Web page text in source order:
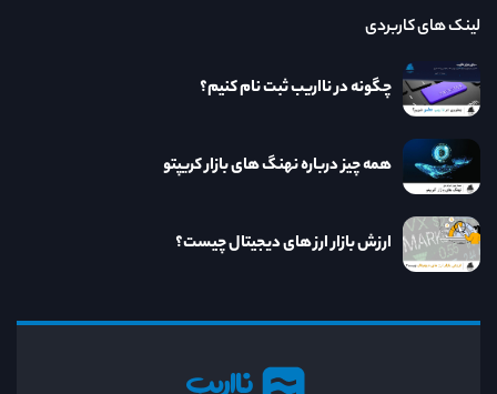
نااریب
لینک های کاربردی
چگونه در نااریب ثبت نام کنیم؟
همه چیز درباره نهنگ های بازار کریپتو
ارزش بازار ارز های دیجیتال چیست؟